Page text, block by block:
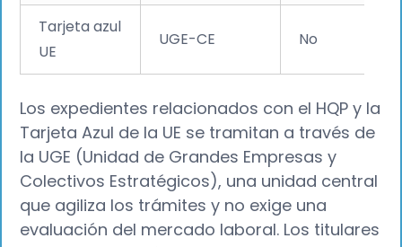
Tarjeta azul
UE
UGE-CE No
Los expedientes relacionados con el HQP y la
Tarjeta Azul de la UE se tramitan a través de
la UGE (Unidad de Grandes Empresas y
Colectivos Estratégicos), una unidad central
que agiliza los trámites y no exige una
evaluación del mercado laboral. Los titulares